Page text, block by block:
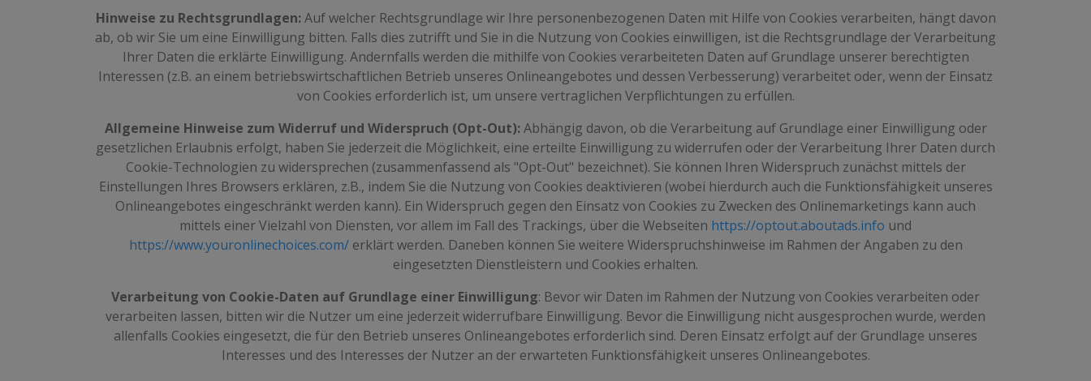
Hinweise zu Rechtsgrundlagen:Auf welcher Rechtsgrundlage wir Ihre personenbezogenen Daten mit Hilfe von Cookies verarbeiten, hängt davon
ab, ob wir Sie um eine Einwilligung bitten. Falls dies zutrifft und Sie in die Nutzung von Cookies einwilligen, ist die Rechtsgrundlage der Verarbeitung
Ihrer Daten die erklärte Einwilligung. Andernfalls werden die mithilfe von Cookies verarbeiteten Daten auf Grundlage unserer berechtigten
Interessen (z.B. an einem betriebswirtschaftlichen Betrieb unseres Onlineangebotes und dessen Verbesserung) verarbeitet oder, wenn der Einsatz
von Cookies erforderlich ist, um unsere vertraglichen Verpflichtungen zu erfüllen.
Allgemeine Hinweise zum Widerruf und Widerspruch (Opt-Out):Abhängig davon, ob die Verarbeitung auf Grundlage einer Einwilligung oder
gesetzlichen Erlaubnis erfolgt, haben Sie jederzeit die Möglichkeit, eine erteilte Einwilligung zu widerrufen oder der Verarbeitung Ihrer Daten durch
Cookie-Technologien zu widersprechen (zusammenfassend als "Opt-Out" bezeichnet). Sie können Ihren Widerspruch zunächst mittels der
Einstellungen Ihres Browsers erklären, z.B., indem Sie die Nutzung von Cookies deaktivieren (wobei hierdurch auch die Funktionsfähigkeit unseres
Onlineangebotes eingeschränkt werden kann). Ein Widerspruch gegen den Einsatz von Cookies zu Zwecken des Onlinemarketings kann auch
mittels einer Vielzahl von Diensten, vor allem im Fall des Trackings, über die Webseiten https://optout.aboutads.info und
https://www.youronlinechoices.com/erklärt werden. Daneben können Sie weitere Widerspruchshinweise im Rahmen der Angaben zu den
eingesetzten Dienstleistern und Cookies erhalten.
Verarbeitung von Cookie-Daten auf Grundlage einer Einwilligung: Bevor wir Daten im Rahmen der Nutzung von Cookies verarbeiten oder
verarbeiten lassen, bitten wir die Nutzer um eine jederzeit widerrufbare Einwilligung. Bevor die Einwilligung nicht ausgesprochen wurde, werden
allenfalls Cookies eingesetzt, die für den Betrieb unseres Onlineangebotes erforderlich sind. Deren Einsatz erfolgt auf der Grundlage unseres
Interesses und des Interesses der Nutzer an der erwarteten Funktionsfähigkeit unseres Onlineangebotes.